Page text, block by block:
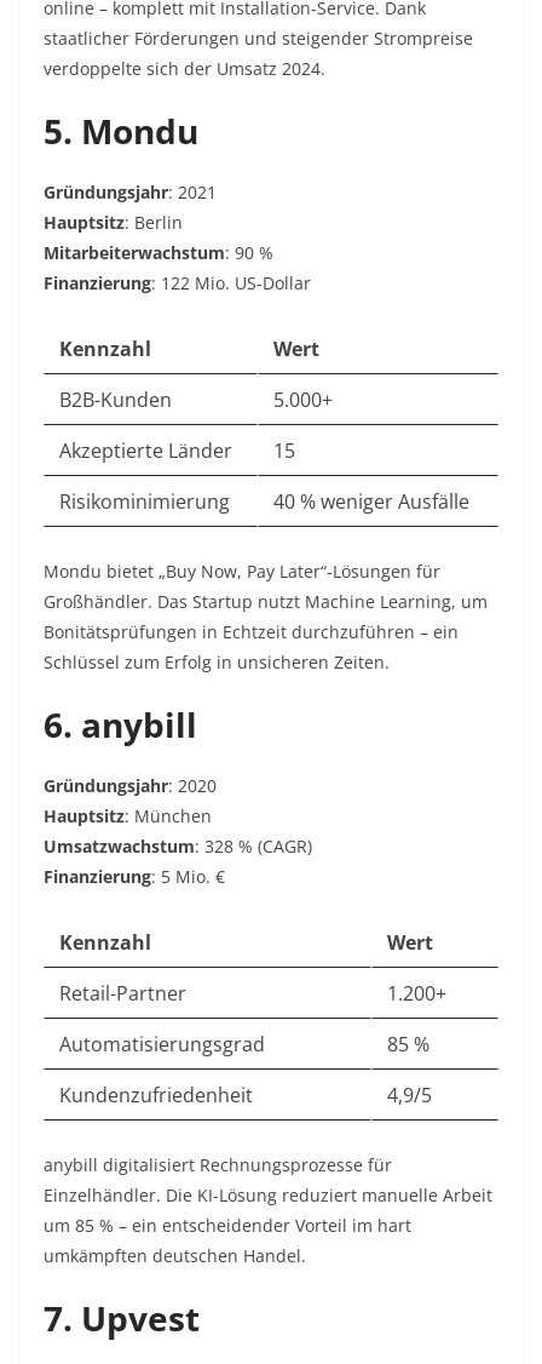
online – komplett mit Installation-Service. Dank
staatlicher Förderungen und steigender Strompreise
verdoppelte sich der Umsatz 2024.
5. Mondu
Gründungsjahr: 2021
Hauptsitz: Berlin
Mitarbeiterwachstum: 90 %
Finanzierung: 122 Mio. US-Dollar
Kennzahl
Wert
B2B-Kunden
5.000+
Akzeptierte Länder
15
Risikominimierung
40 % weniger Ausfälle
Mondu bietet „Buy Now, Pay Later“-Lösungen für
Großhändler. Das Startup nutzt Machine Learning, um
Bonitätsprüfungen in Echtzeit durchzuführen – ein
Schlüssel zum Erfolg in unsicheren Zeiten.
6. anybill
Gründungsjahr: 2020
Hauptsitz: München
Umsatzwachstum: 328 % (CAGR)
Finanzierung: 5 Mio. €
Kennzahl
Wert
Retail-Partner
1.200+
Automatisierungsgrad
85 %
Kundenzufriedenheit
4,9/5
anybill digitalisiert Rechnungsprozesse für
Einzelhändler. Die KI-Lösung reduziert manuelle Arbeit
um 85 % – ein entscheidender Vorteil im hart
umkämpften deutschen Handel.
7. Upvest